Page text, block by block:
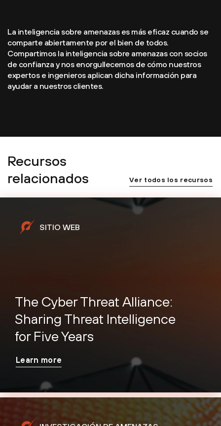
La inteligencia sobre amenazas es más eficaz cuando se
comparte abiertamente por el bien de todos.
Compartimos la inteligencia sobre amenazas con socios
de confianza y nos enorgullecemos de cómo nuestros
expertos e ingenieros aplican dicha información para
ayudar a nuestros clientes.
Recursos
relacionados
Ver todos los recursos
SITIO WEB
The Cyber Threat Alliance:
Sharing Threat Intelligence
for Five Years
Learn more